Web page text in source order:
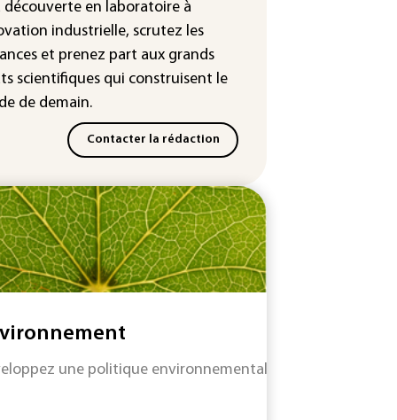
d'un composant des
et panneaux
étend le contrôle des
sociaux des étrangers
de visas
découverte en laboratoire à
industrielle, scrutez les
et prenez part aux grands
scientifiques qui construisent le
de demain.
Contacter la rédaction
une politique environnementale efficace tout en